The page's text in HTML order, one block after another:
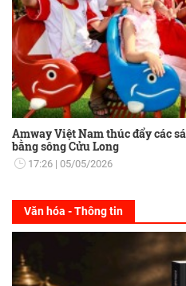
Amway Việt Nam thúc đẩy các
bằng sông Cửu Long
17:26 05/05/2026
Văn hóa - Thông tin